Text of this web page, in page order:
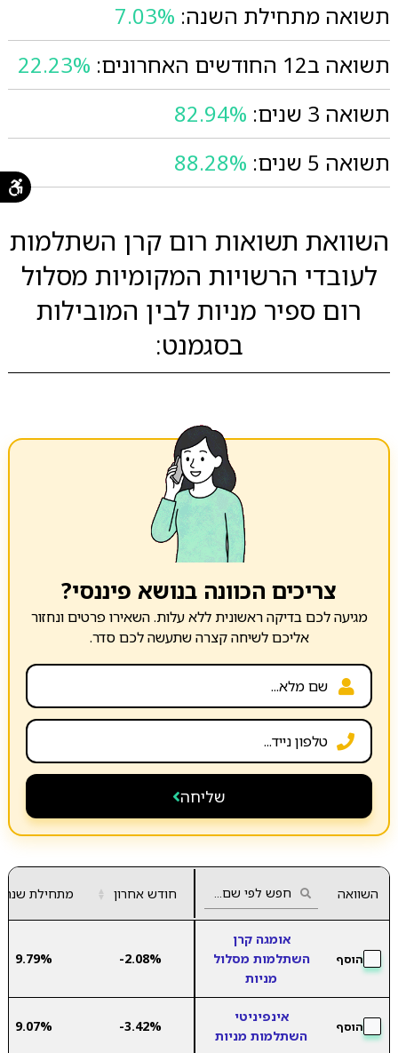
תשואה מתחילת השנה: 7.03%
תשואה ב12 החודשים האחרונים:
22.23%
תשואה 3 שנים:
82.94%
תשואה 5 שנים:
88.28%
השוואת תשואות רום קרן השתלמות
לעובדי הרשויות המקומיות מסלול
רום ספיר מניות לבין המובילות
בסגמנט:
צריכים הכוונה בנושא פיננסי?
מגיעה לכם בדיקה ראשונית ללא עלות. השאירו פרטים ונחזור
אליכם לשיחה קצרה שתעשה לכם סדר.
שליחה
השוואה חודש אחרון ▲
▼ מתחילת שנה
הוסף
אומגה קרן
השתלמות מסלול
מניות
-2.08%
9.79%
הוסף
אינפיניטי
השתלמות מניות
-3.42%
9.07%